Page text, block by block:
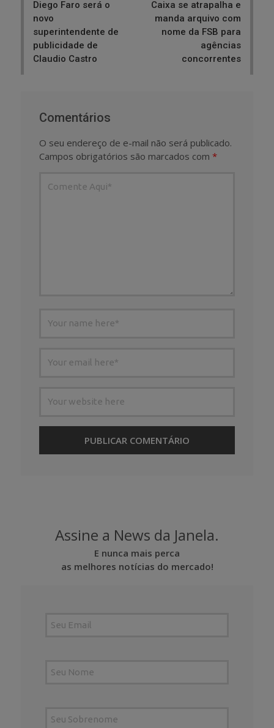
Diego Faro será o
novo
superintendente de
publicidade de
Claudio Castro
Caixa se atrapalha e
manda arquivo com
nome da FSB para
agências
concorrentes
Comentários
O seu endereço de e-mail não será publicado.
Campos obrigatórios são marcados com *
Assine a News da Janela.
E nunca mais perca
as melhores notícias do mercado!